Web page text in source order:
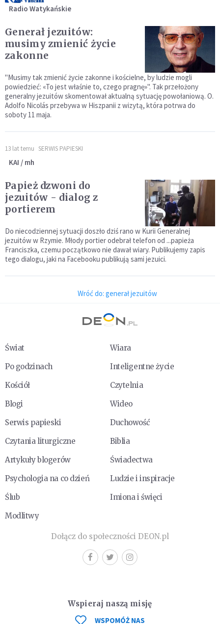
Radio Watykańskie
Generał jezuitów:
musimy zmienić życie
zakonne
"Musimy tak zmienić życie zakonne i kościelne, by ludzie mogli
powiedzieć: «To jest właśnie to, czego pragnę»". Tak przełożony
generalny jezuitów skomentował aktualną sytuację powołaniową. O.
Adolfo Nicolás przebywa w Hiszpanii z wizytą, która potrwa do
soboty 11 maja.
13 lat temu SERWIS PAPIESKI
KAI / mh
Papież dzwoni do
jezuitów - dialog z
portierem
Do niecodziennej sytuacji doszło dziś rano w Kurii Generalnej
jezuitów w Rzymie. Młody portier odebrał telefon od ...papieża
Franciszka, czemu początkowo nie dawał wiary. Publikujemy zapis
tego dialogu, jaki na Facebooku publikują sami jezuici.
Wróć do: generał jezuitów
Świat
Wiara
Po godzinach
Inteligentne życie
Kościół
Czytelnia
Blogi
Wideo
Serwis papieski
Duchowość
Czytania liturgiczne
Biblia
Artykuły blogerów
Świadectwa
Psychologia na co dzień
Ludzie i inspiracje
Ślub
Imiona i święci
Modlitwy
Dołącz do społeczności DEON.pl
Wspieraj naszą misję
WSPOMÓŻ NAS